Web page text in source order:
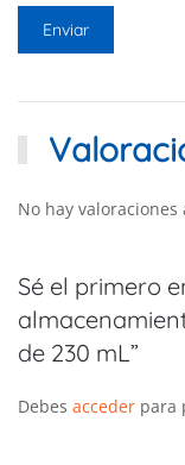
No hay valoraciones
Sé el primero
de 230 mL”
Debes acceder para